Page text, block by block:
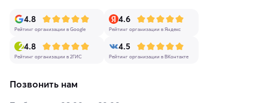
4.8
Рейтинг организации в Google
4.6
Рейтинг организации в Яндекс
4.8
Рейтинг организации в 2ГИС
4.5
Рейтинг организации в ВКонтакте
Позвонить нам